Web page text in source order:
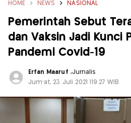
HOME NEWS NASIONAL
Pemerintah Sebut
dan Vaksin Jadi Kunci
Pandemi Covid-19
Erfan Maaruf ,Jurnalis
Jum'at, 23 Juli 2021 |19:27 WIB